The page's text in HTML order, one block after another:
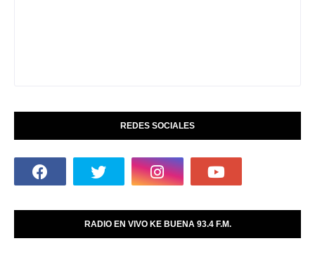
REDES SOCIALES
RADIO EN VIVO KE BUENA 93.4 F.M.